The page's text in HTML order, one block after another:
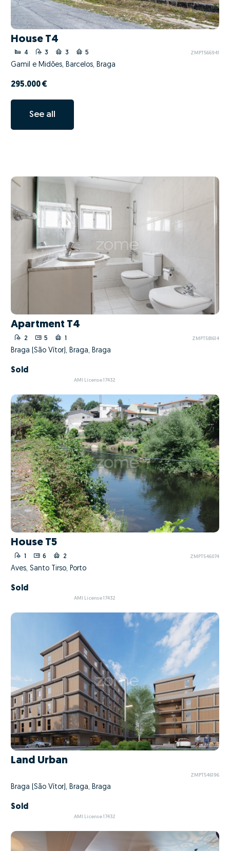
House T4
4 3 3 5 ZMPT566941
Gamil e Midões, Barcelos, Braga
295.000 €
See all
Apartment T4
2 5 1 ZMPT581614
Braga (São Vítor), Braga, Braga
Sold
AMI License 17432
House T5
1 6 2 ZMPT546074
Aves, Santo Tirso, Porto
Sold
AMI License 17432
Land Urban
ZMPT546196
Braga (São Vítor), Braga, Braga
Sold
AMI License 17432